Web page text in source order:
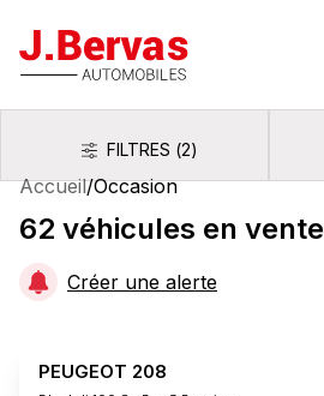
J.Bervas
FiltresFILTRES (2)
Accueil/Occasion
62 véhicules en vente
Créer une alerte
PEUGEOT 208